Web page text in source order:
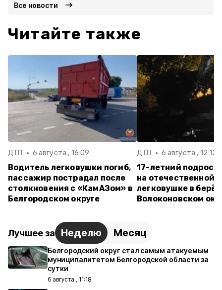
Все новости
Читайте также
ДТП 6 августа , 16:09
Водитель легковушки погиб,
пассажир пострадал после
столкновения с «КамАЗом» в
Белгородском округе
ДТП 6 августа , 12:12
17-летний
на отечественной
легковушке в
Волоконовском
Лучшее за Неделю Месяц
Белгородский округ стал самым атакуемым
муниципалитетом Белгородской области за
сутки
6 августа , 11:18